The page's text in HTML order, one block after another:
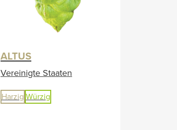
ALTUS
Vereinigte Staaten
Harzig Würzig